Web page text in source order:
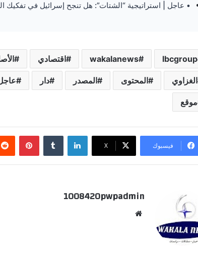
• عاجل | استراتيجية “الشتات”: هل تنجح إسرائيل في تفكيك
lbcgroup
wakalanews اقتصادي
الغزاوي المحتوى المصدر دار
موقع
فيسبوك ‫X
لينكدإن بينتيريست
1008420pwpadmin